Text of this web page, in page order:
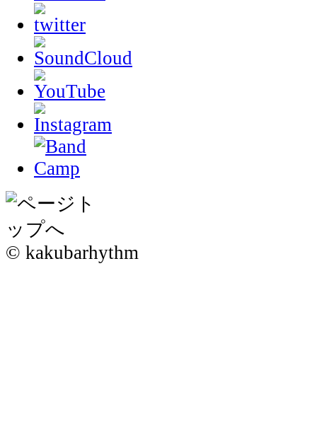
© kakubarhythm